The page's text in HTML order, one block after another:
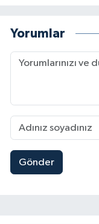
Yorumlar
Gönder